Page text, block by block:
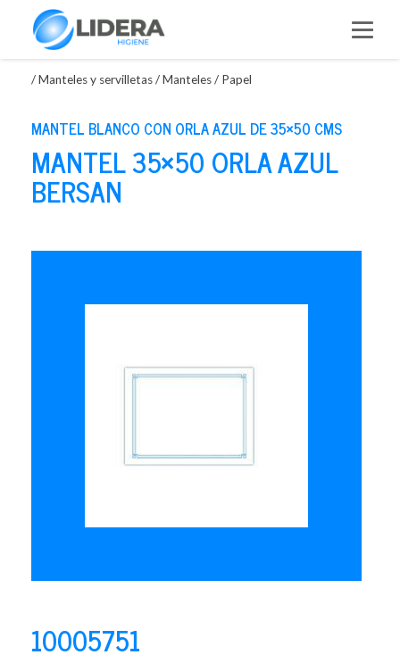
/Manteles y servilletas/Manteles/ Papel
MANTEL BLANCO CON ORLA AZUL DE 35×50 CMS
MANTEL 35×50 ORLA AZUL
BERSAN
10005751